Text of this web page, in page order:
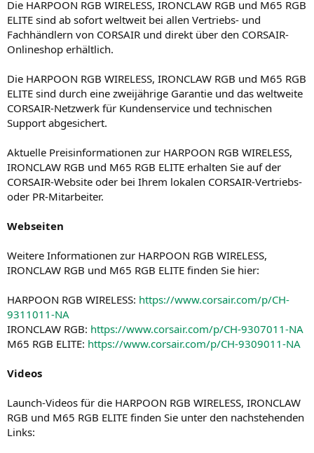
Die HARPOON RGB WIRELESS, IRONCLAW RGB und M65 RGB
ELITE sind ab sofort weltweit bei allen Vertriebs- und
Fachhändlern von CORSAIR und direkt über den CORSAIR-
Onlineshop erhältlich.
Die HARPOON RGB WIRELESS, IRONCLAW RGB und M65 RGB
ELITE sind durch eine zweijährige Garantie und das weltweite
CORSAIR-Netzwerk für Kundenservice und technischen
Support abgesichert.
Aktuelle Preisinformationen zur HARPOON RGB WIRELESS,
IRONCLAW RGB und M65 RGB ELITE erhalten Sie auf der
CORSAIR-Website oder bei Ihrem lokalen CORSAIR-Vertriebs-
oder PR-Mitarbeiter.
Webseiten
Weitere Informationen zur HARPOON RGB WIRELESS,
IRONCLAW RGB und M65 RGB ELITE finden Sie hier:
HARPOON RGB WIRELESS: https://www.corsair.com/p/CH-
9311011-NA
IRONCLAW RGB: https://www.corsair.com/p/CH-9307011-NA
M65 RGB ELITE: https://www.corsair.com/p/CH-9309011-NA
Videos
Launch-Videos für die HARPOON RGB WIRELESS, IRONCLAW
RGB und M65 RGB ELITE finden Sie unter den nachstehenden
Links: